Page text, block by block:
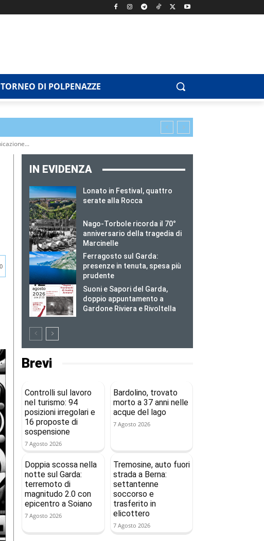
TORNEO DI POLPENAZZE
0
IN EVIDENZA
Lonato in Festival, quattro
serate alla Rocca
Nago-Torbole ricorda il 70°
anniversario della tragedia di
Marcinelle
Ferragosto sul Garda:
presenze in tenuta, spesa più
prudente
Suoni e Sapori del Garda,
doppio appuntamento a
Gardone Riviera e Rivoltella
Brevi
Controlli sul lavoro
nel turismo: 94
posizioni irregolari e
16 proposte di
sospensione
7 Agosto 2026
Bardolino, trovato
morto a 37 anni nelle
acque del lago
7 Agosto 2026
Doppia scossa nella
notte sul Garda:
terremoto di
magnitudo 2.0 con
epicentro a Soiano
7 Agosto 2026
Tremosine, auto fuori
strada a Berna:
settantenne
soccorso e
trasferito in
elicottero
7 Agosto 2026